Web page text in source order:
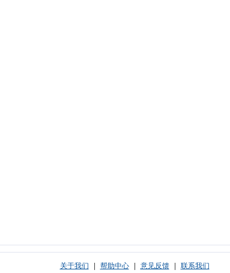
关于我们 帮助中心 意见反馈 联系我们